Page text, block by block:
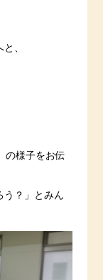
、
の様子をお伝
う？」とみん